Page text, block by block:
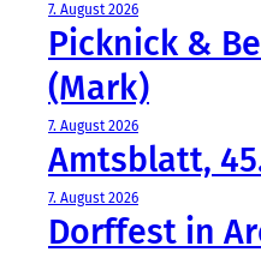
7. August 2026
Picknick &
(Mark)
7. August 2026
Amtsblatt,
7. August 2026
Dorffest in